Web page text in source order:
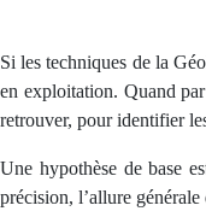
Si les techniques de la
en exploitation. Quand
retrouver, pour identifier
Une hypothèse de base
précision, l’allure